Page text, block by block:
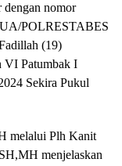
dengan nomor
POLRESTABES
(19)
VI Patumbak I
Sekira Pukul
melalui Plh Kanit
menjelaskan